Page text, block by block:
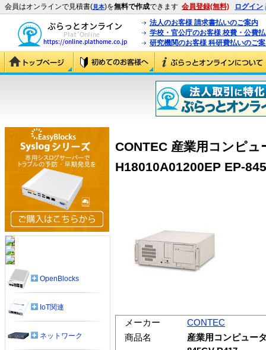
会員はオンラインで見積書(見本)を無料で作成できます 会員登録(無料) ログイン
法人のお客様 請求書払いのご案内
学校・官公庁のお客様 校費・公費
研究機関のお客様 科研費払いのご
CONTEC 産業用コンピュ
H18010A01200EP EP-
メーカー
CONTEC
商品名
産業用コンピュー
OpenBlocks
IoT関連
ネットワーク